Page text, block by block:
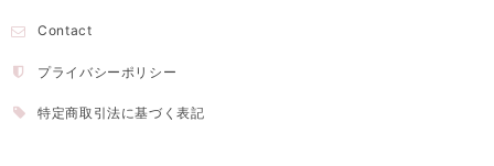
Contact
プライバシーポリシー
特定商取引法に基づく表記